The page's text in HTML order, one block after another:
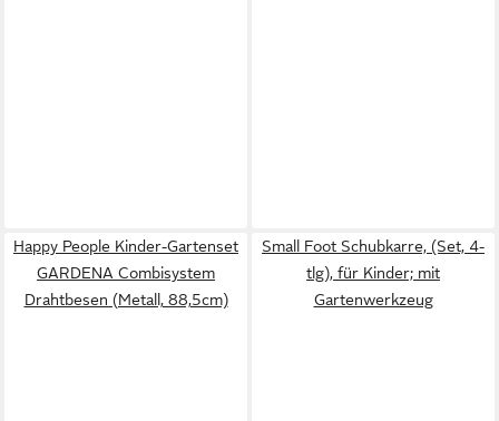
Happy People Kinder-Gartenset
GARDENA Combisystem
Drahtbesen (Metall, 88,5cm)
Small Foot Schubkarre, (Set, 4-
tlg), für Kinder; mit
Gartenwerkzeug